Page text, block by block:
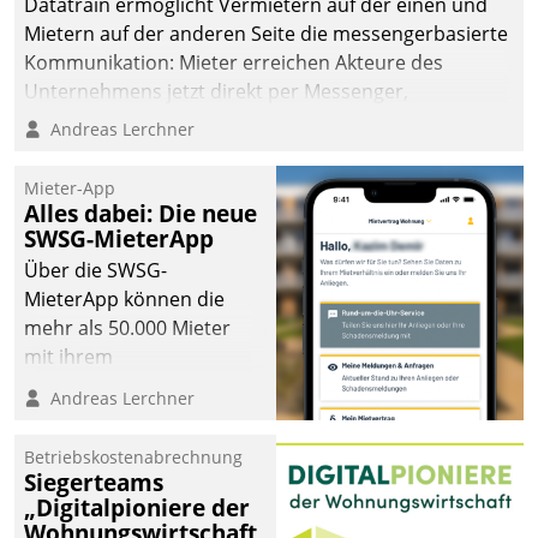
Mietern auf der anderen Seite die messengerbasierte
Kommunikation: Mieter erreichen Akteure des
Unternehmens jetzt direkt per Messenger,
Mitarbeiter oder Dienstleister empfangen oder
Andreas Lerchner
Mieter-App
Alles dabei: Die neue
SWSG-MieterApp
Über die SWSG-
MieterApp können die
mehr als 50.000 Mieter
mit ihrem
Wohnungsunternehmen
kommunizieren, auf dem
einsehen und ändern
oder
Schadensmeldungen
Andreas Lerchner
Betriebskostenabrechnung
Siegerteams
„Digitalpioniere der